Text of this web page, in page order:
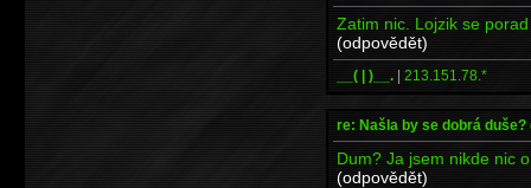
Zatim nic. Lojzik se
(odpovědět)
__( | )__. | 213.151.78.*
re: Našla by se dobrá
Dum? Ja jsem nikde nic
(odpovědět)